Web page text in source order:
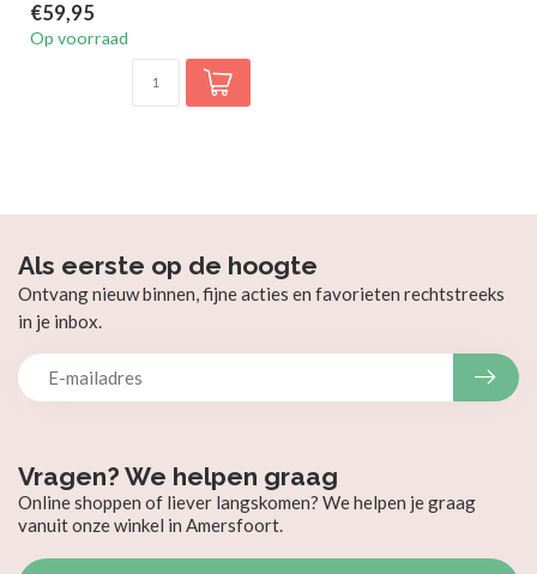
€59,95
Op voorraad
Vragen? We helpen graag
Online shoppen of liever langskomen? We helpen je graag
vanuit onze winkel in Amersfoort.
Als eerste op de hoogte
Ontvang nieuw binnen, fijne acties en favorieten rechtstreeks
in je inbox.